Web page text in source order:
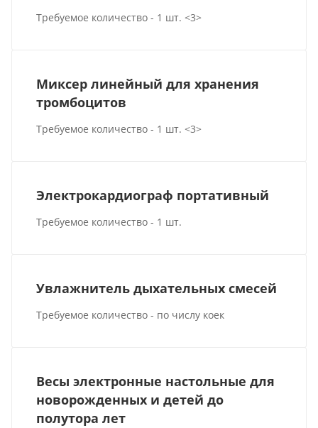
Требуемое количество - 1 шт. <3>
Миксер линейный для хранения
тромбоцитов
Требуемое количество - 1 шт. <3>
Электрокардиограф портативный
Требуемое количество - 1 шт.
Увлажнитель дыхательных смесей
Требуемое количество - по числу коек
Весы электронные настольные для
новорожденных и детей до
полутора лет